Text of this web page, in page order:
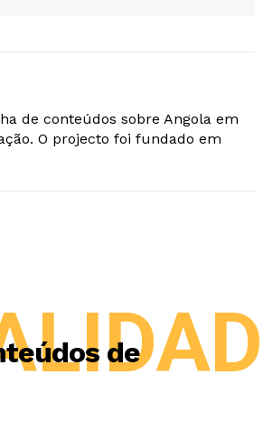
de conteúdos sobre Angola em
O projecto foi fundado em
de